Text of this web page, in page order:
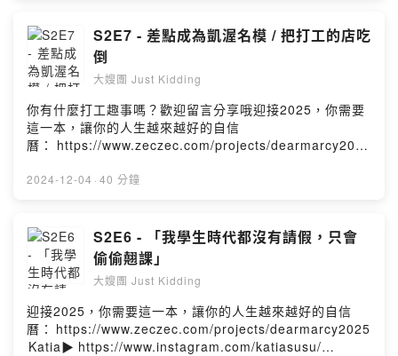
S2E7 - 差點成為凱渥名模 / 把打工的店吃
倒
大嫂團 Just Kidding
你有什麼打工趣事嗎？歡迎留言分享哦迎接2025，你需要
這一本，讓你的人生越來越好的自信
曆：⁠⁠⁠⁠https://www.zeczec.com/projects/dearmarcy2025
⁠⁠⁠⁠⁠⁠⁠⁠⁠⁠⁠⁠⁠Joy▶️⁠⁠⁠⁠⁠https://www.instagram.com/joyyylee/⁠⁠⁠⁠⁠商業合作
2024-12-04 · 40 分鐘
S2E6 - 「我學生時代都沒有請假，只會
偷偷翹課」
大嫂團 Just Kidding
迎接2025，你需要這一本，讓你的人生越來越好的自信
曆：⁠⁠⁠https://www.zeczec.com/projects/dearmarcy2025⁠
⁠⁠Katia▶️⁠⁠⁠⁠https://www.instagram.com/katiasusu/